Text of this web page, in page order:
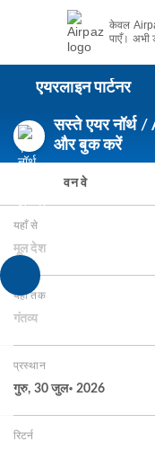
केवल
पाएँ। अभी
एयरलाइन पार्टनर
सस्ते एयर नॉर्थ
और बुक करें
वन वे
यहाँ से
मूल देश
यहाँ तक
गंतव्य
प्रस्थान
गुरु, 30 जुल॰ 2026
रिटर्न